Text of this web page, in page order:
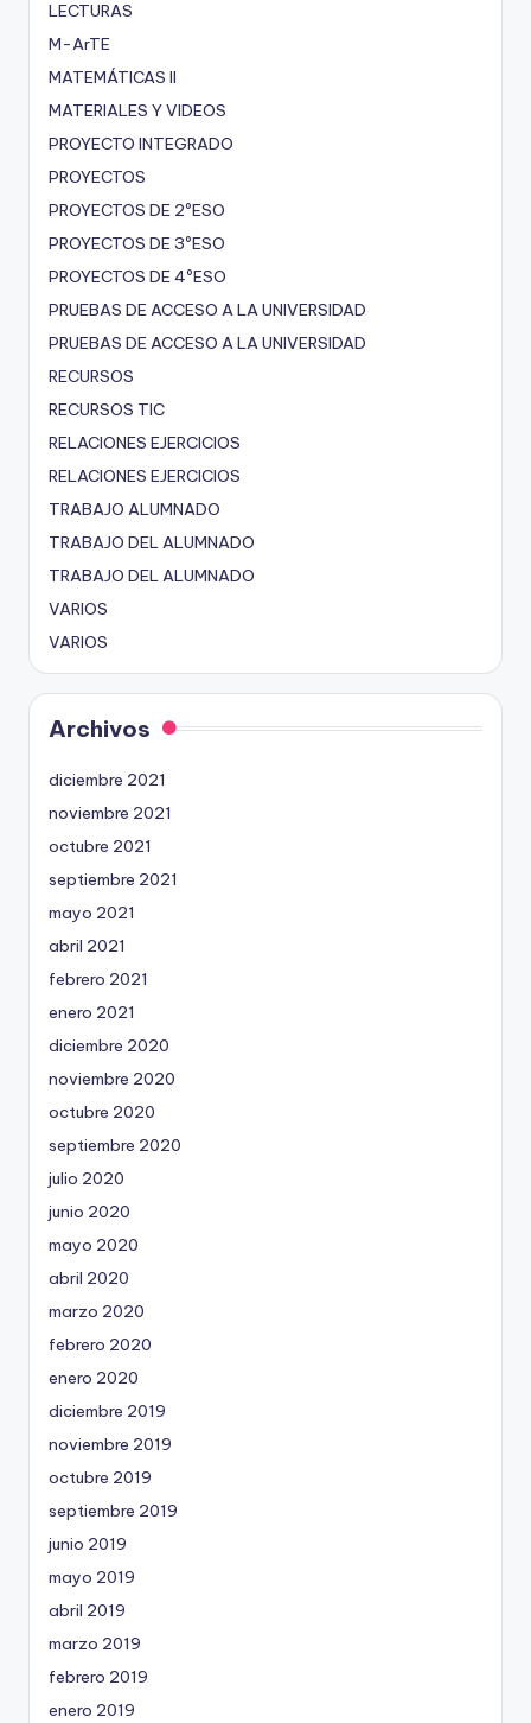
LECTURAS
M-ArTE
MATEMÁTICAS II
MATERIALES Y VIDEOS
PROYECTO INTEGRADO
PROYECTOS
PROYECTOS DE 2ºESO
PROYECTOS DE 3ºESO
PROYECTOS DE 4ºESO
PRUEBAS DE ACCESO A LA UNIVERSIDAD
PRUEBAS DE ACCESO A LA UNIVERSIDAD
RECURSOS
RECURSOS TIC
RELACIONES EJERCICIOS
RELACIONES EJERCICIOS
TRABAJO ALUMNADO
TRABAJO DEL ALUMNADO
TRABAJO DEL ALUMNADO
VARIOS
VARIOS
Archivos
diciembre 2021
noviembre 2021
octubre 2021
septiembre 2021
mayo 2021
abril 2021
febrero 2021
enero 2021
diciembre 2020
noviembre 2020
octubre 2020
septiembre 2020
julio 2020
junio 2020
mayo 2020
abril 2020
marzo 2020
febrero 2020
enero 2020
diciembre 2019
noviembre 2019
octubre 2019
septiembre 2019
junio 2019
mayo 2019
abril 2019
marzo 2019
febrero 2019
enero 2019